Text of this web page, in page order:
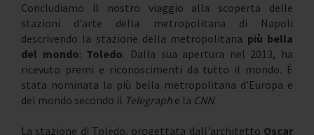
Concludiamo il nostro viaggio alla scoperta delle
stazioni d'arte della metropolitana di Napoli
descrivendo la stazione della metropolitana più bella
del mondo: Toledo. Dalla sua apertura nel 2013, ha
ricevuto premi e riconoscimenti da tutto il mondo. È
stata nominata la più bella metropolitana d'Europa e
del mondo secondo il Telegraph e la CNN.
La stazione di Toledo, progettata dall'architetto Oscar